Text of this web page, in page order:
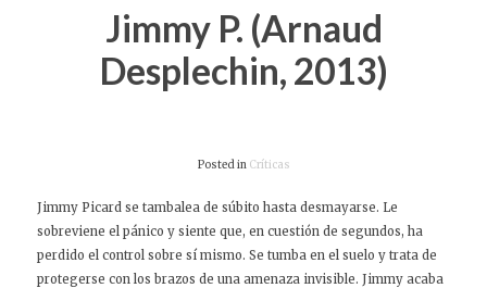
Jimmy P. (Arnaud
Desplechin, 2013)
Posted in Críticas
Jimmy Picard se tambalea de súbito hasta desmayarse. Le
sobreviene el pánico y siente que, en cuestión de segundos, ha
perdido el control sobre sí mismo. Se tumba en el suelo y trata de
protegerse con los brazos de una amenaza invisible. Jimmy acaba